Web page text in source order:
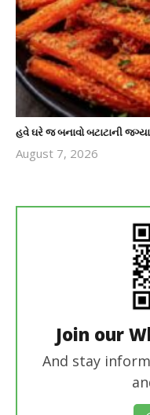
હવે ઘરે જ બનાવો બટાટાની
August 7, 2026
Join our
And stay